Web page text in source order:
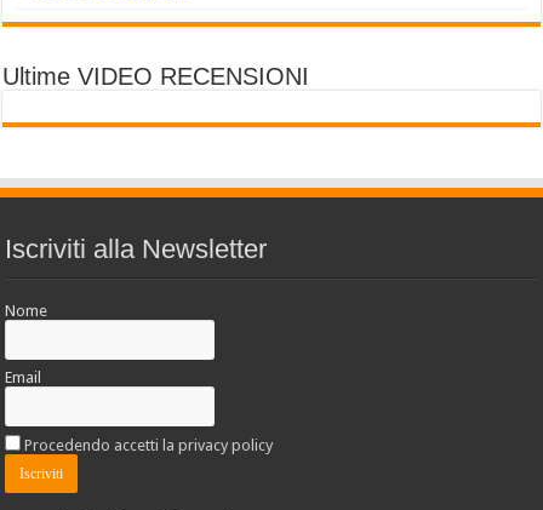
Ultime VIDEO RECENSIONI
Iscriviti alla Newsletter
Nome
Email
Procedendo accetti la privacy policy